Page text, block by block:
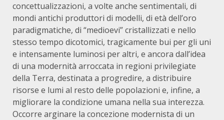
concettualizzazioni, a volte anche sentimentali, di
mondi antichi produttori di modelli, di età dell’oro
paradigmatiche, di “medioevi” cristallizzati e nello
stesso tempo dicotomici, tragicamente bui per gli uni
e intensamente luminosi per altri, e ancora dall’idea
di una modernità arroccata in regioni privilegiate
della Terra, destinata a progredire, a distribuire
risorse e lumi al resto delle popolazioni e, infine, a
migliorare la condizione umana nella sua interezza.
Occorre arginare la concezione modernista di un